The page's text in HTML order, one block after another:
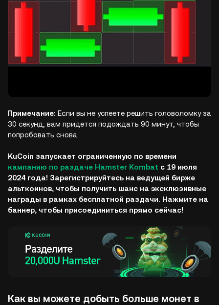
Примечание: Если вы не успеете решить головоломку за
30 секунд, вам придется подождать 90 минут, чтобы
попробовать снова.
KuCoin запускает ограниченную по времени
кампанию по раздаче Hamster Kombat с 19 июля
2024 года! Зарегистрируйтесь на ведущей бирже
альткоинов, чтобы получить шанс на эксклюзивные
награды в рамках бесплатной раздачи. Нажмите на
баннер, чтобы присоединиться прямо сейчас!
Как вы можете добыть больше монет в